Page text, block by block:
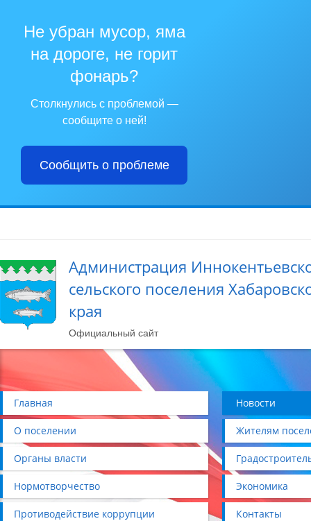
Не убран мусор, яма
на дороге, не горит
фонарь?
Столкнулись с проблемой —
сообщите о ней!
Сообщить о проблеме
Администрация
сельского поселения
края
Официальный сайт
Главная Новости
О поселении Жителям
Органы власти
Нормотворчество Экономика
Противодействие коррупции Контакты